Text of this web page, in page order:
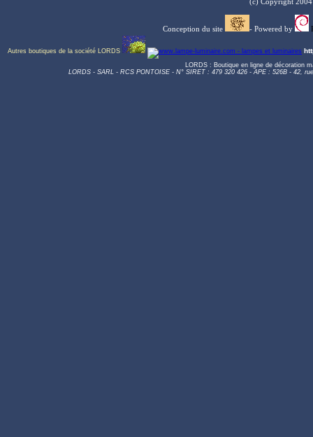
Conception du site - Powered by
Autres boutiques de la société LORDS
LORDS : Boutique en ligne de décoration
LORDS - SARL - RCS PONTOISE - N° SIRET : 479 320 426 - APE : 526B - 42,